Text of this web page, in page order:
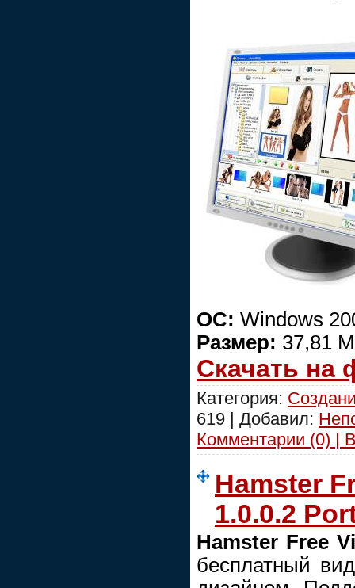
ОС: Windows
Размер: 37,81
Скачать на
Категория:
619 | Добавил:
Комментарии (0) |
Hamster
1.0.0.2
Hamster Free
бесплатный